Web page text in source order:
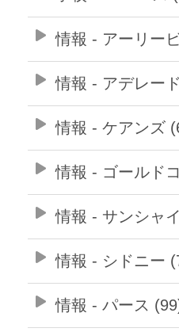
情報 - アーリー
情報 - アデレー
情報 - ケアンズ
情報 - ゴールド
情報 - サンシャ
情報 - シドニー
情報 - パース